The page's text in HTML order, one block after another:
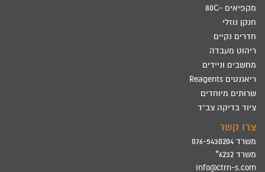
מקפיאים -80C
חנקן נוזלי
חדרים נקיים
ריהוט מעבדה
מחשבים וניידים
ריאגנטים Reagents
שרותים מיוחדים
ציוד בדיקה צב"ד
צרו קשר
משרד 076-5430204
משרד 6232*
info@ctrn-s.com